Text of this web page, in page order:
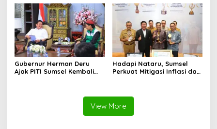
Negara
Gubernur Herman Deru
Ajak PITI Sumsel Kembali
Hadapi Nataru, Sumsel
Perkuat Mitigasi Inflasi dan
View More